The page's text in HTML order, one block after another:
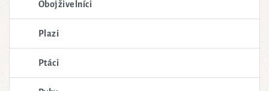
Obojživelníci
Plazi
Ptáci